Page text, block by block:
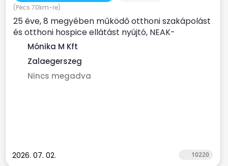
(Pécs 70km-re)
25 éve, 8 megyében működő otthoni szakápolást
és otthoni hospice ellátást nyújtó, NEAK-
finanszírozott...
Mónika M Kft
Zalaegerszeg
Nincs megadva
2026. 07. 02. 10220